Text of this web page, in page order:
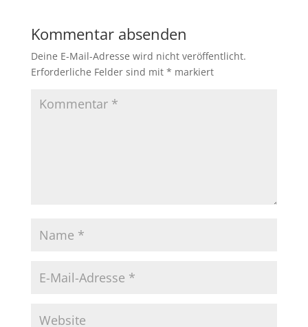
Kommentar absenden
Deine E-Mail-Adresse wird nicht veröffentlicht.
Erforderliche Felder sind mit * markiert